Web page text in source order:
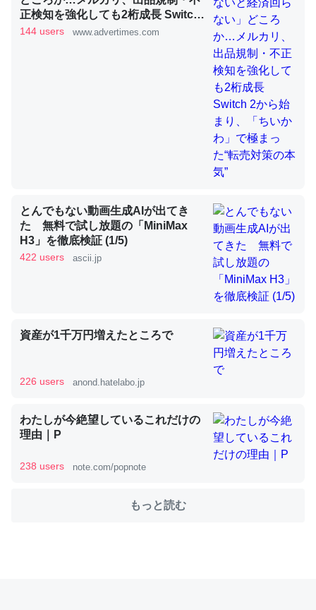
昆虫ってカルシウム少ないのか。知らんかった。調べたら
コオロギのカルシウム分はエビの600分の1程度。
─ニュース :: 【研究発表】昆虫学の大問題＝「昆虫はなぜ海にいな
論文では「淡水はカルシウムも酸素も不足してて両方に不
利だから両方が拮抗してるのでは」とあって面白い。海に
ずキチンを強化してる筈だが、酵素が違うのか？
─ニュース :: 【研究発表】昆虫学の大問題＝「昆虫はなぜ海にいな
いのか」に関する新仮説
これを元に考えるとカルシウムを大量に使う脊椎動物と貝
類は苦労してるんだな…。腹足類だと殻を無くしてナメク
─ニュース :: 【研究発表】昆虫学の大問題＝「昆虫はなぜ海にいな
ちぼちRingも置こうかと画策中。あと、Googleマップで
正検知を強化しても2桁成長 Switch
2から始まり、「ちいかわ」で極ま
144 users www.advertimes.com
とんでもない動画生成AIが出てき
た 無料で試し放題の「MiniMax
H3」を徹底検証 (1/5)
422 users ascii.jp
資産が1千万円増えたところで
226 users anond.hatelabo.jp
わたしが今絶望しているこれだけの
理由｜P
238 users note.com/popnote
もっと読む